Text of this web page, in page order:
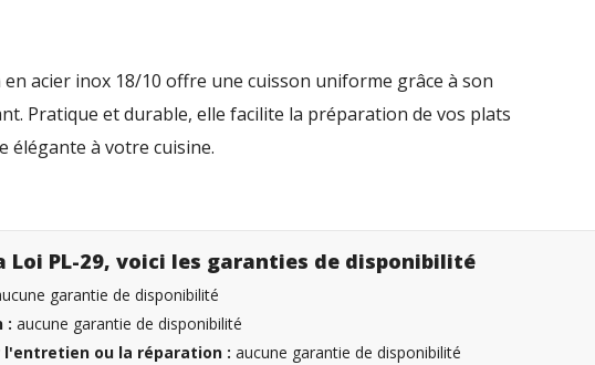
acier inox 18/10 offre une cuisson uniforme grâce à son
Pratique et durable, elle facilite la préparation de vos plats
élégante à votre cuisine.
Loi PL-29, voici les garanties de disponibilité
garantie de disponibilité
: aucune garantie de disponibilité
l'entretien ou la réparation : aucune garantie de disponibilité